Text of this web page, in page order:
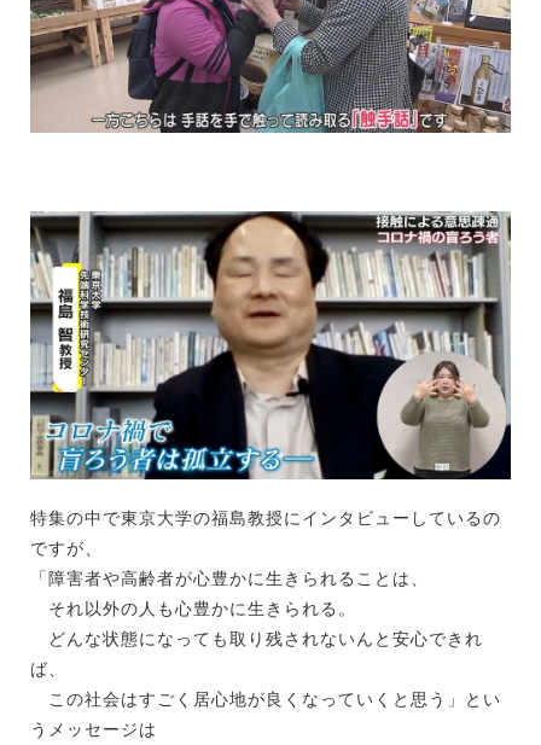
特集の中で東京大学の福島教授にインタビューしているの
ですが、
「 障害者や高齢者が心豊かに生きられることは、
それ以外の人も心豊かに生きられる。
どんな状態になっても取り残されないんと安心できれ
ば、
この社会はすごく居心地が良くなっていくと思う」とい
うメッセージは